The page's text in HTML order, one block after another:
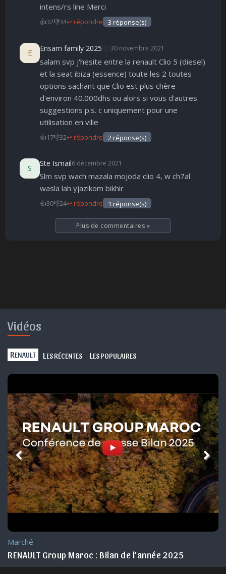
intens/rs line Merci
👍32👎34↩ répondre 3 réponse(s)
E Ensam family 2025 30 novembre 2021
salam svp j'hesite entre la renault Clio 5 (diesel)
et la seat ibiza (essence) toute les 2 toutes
options sachant que Clio est plus chère
d'environ 40.000dhs ou alors si vous d'autres
suggestions p.s. c uniquement pour une
utilisation en ville
👍17👎32↩ répondre 2 réponse(s)
S Ste Ismail6 décembre 2021
Slm svp wach mazala mojoda clio 4, w ch7al
wasla lah yjazikom bikhir
👍30👎24↩ répondre 1 réponse(s)
Plus de commentaires »
Vidéos
RENAULT L ES RÉCENTES L ES POPULAIRES
Marché
RENAULT Group Maroc : Bilan de l'année 2025